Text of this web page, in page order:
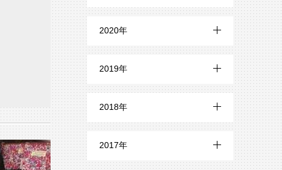
7月 (1)
6月 (3)
5月 (2)
4月 (3)
3月 (2)
2月 (2)
7月 (6)
6月 (5)
5月 (7)
4月 (10)
3月 (10)
9月 (6)
7月 (8)
6月 (8)
5月 (6)
11月 (6)
9月 (2)
7月 (4)
6月 (3)
12月 (14)
11月 (21)
9月 (22)
7月 (19)
2020年
12月 (15)
11月 (13)
9月 (21)
2019年
12月 (19)
11月 (21)
2018年
12月 (24)
11月 (29)
2017年